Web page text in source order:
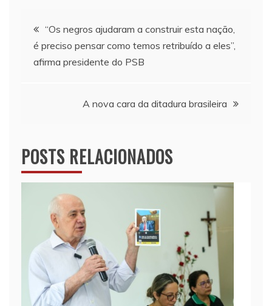
Navegação
de
“Os negros ajudaram a construir esta nação,
é preciso pensar como temos retribuído a eles”,
afirma presidente do PSB
A nova cara da ditadura brasileira
POSTS RELACIONADOS